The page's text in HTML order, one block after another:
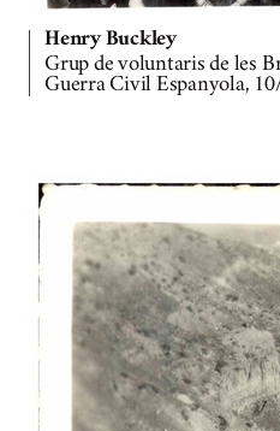
Henry Buckley
Grup de voluntaris de les
Guerra Civil Espanyola,